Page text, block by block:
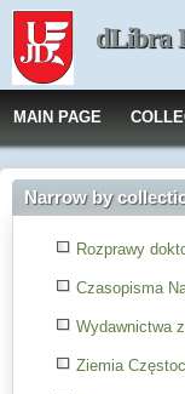
dLibra
MAIN PAGE
Narrow by
Rozprawy
Czasopisma
Wydawnictwa
Ziemia